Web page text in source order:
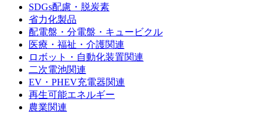
SDGs配慮・脱炭素
省力化製品
配電盤・分電盤・キュービクル
医療・福祉・介護関連
ロボット・自動化装置関連
二次電池関連
EV・PHEV充電器関連
再生可能エネルギー
農業関連